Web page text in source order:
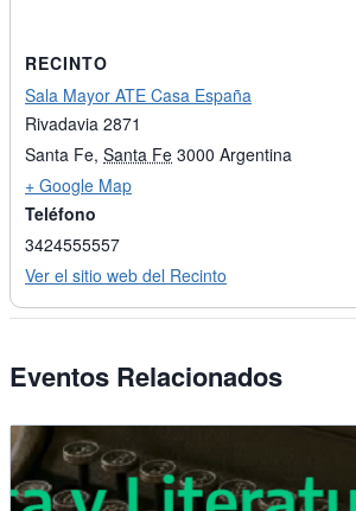
RECINTO
Sala Mayor ATE Casa España
Rivadavia 2871
Santa Fe, Santa Fe 3000 Argentina
+ Google Map
Teléfono
3424555557
Ver el sitio web del Recinto
Eventos Relacionados